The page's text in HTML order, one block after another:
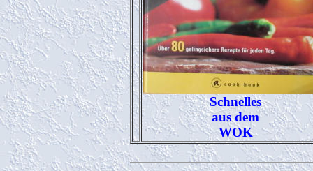
Schnelles
aus dem
WOK